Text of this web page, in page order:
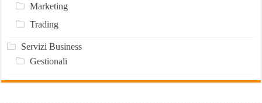
Marketing
Trading
Servizi Business
Gestionali